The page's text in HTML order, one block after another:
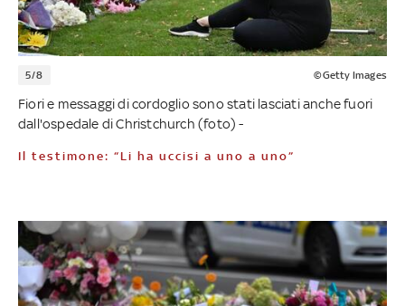
5/8 ©Getty Images
Fiori e messaggi di cordoglio sono stati lasciati anche fuori
dall'ospedale di Christchurch (foto) -
Il testimone: “Li ha uccisi a uno a uno”